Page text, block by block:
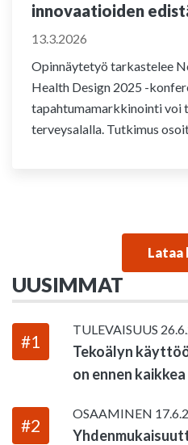
innovaatioiden
13.3.2026
Opinnäytetyö tarkastelee
Health Design 2025 -
tapahtumamarkkinointi voi
terveysalalla. Tutkimus
Lataa
UUSIMMAT
#1
TULEVAISUUS
Tekoälyn
on ennen
#2
OSAAMINEN